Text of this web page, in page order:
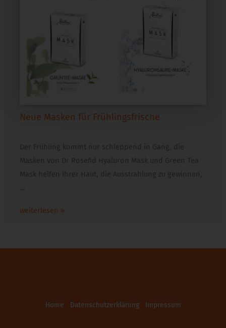
Neue Masken für Frühlingsfrische
weiterlesen »
Home Datenschutzerklärung Impressum